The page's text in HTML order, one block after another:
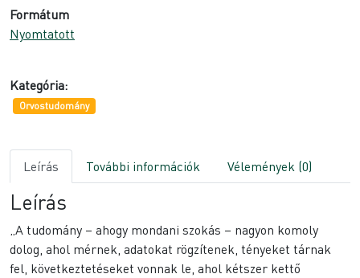
Formátum
Nyomtatott
Kategória:
Orvostudomány
Leírás További információk Vélemények (0)
Leírás
„A tudomány – ahogy mondani szokás – nagyon komoly
dolog, ahol mérnek, adatokat rögzítenek, tényeket tárnak
fel, következtetéseket vonnak le, ahol kétszer kettő